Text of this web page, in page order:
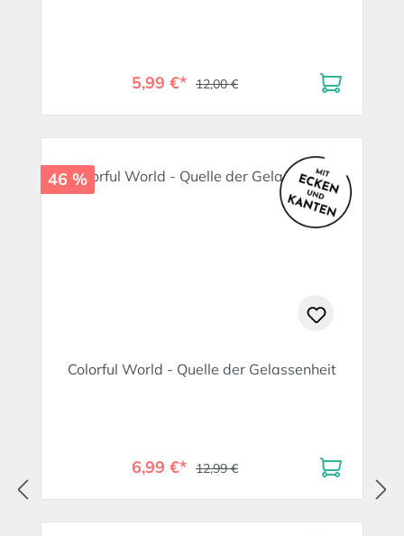
5,99 €* 12,00 €
46 %
Colorful World - Quelle der Gelassenheit
6,99 €* 12,99 €